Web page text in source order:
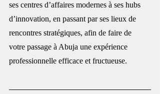
ses centres d’affaires modernes à ses hubs
d’innovation, en passant par ses lieux de
rencontres stratégiques, afin de faire de
votre passage à Abuja une expérience
professionnelle efficace et fructueuse.